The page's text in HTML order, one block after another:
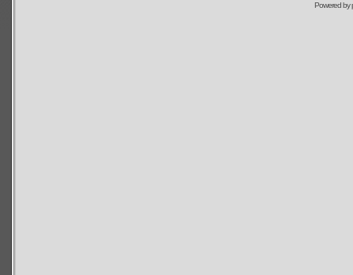
Powered by